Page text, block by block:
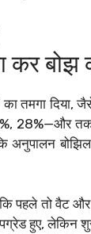
बोझ
दिया, जैसे
28%—और
अनुपालन
कि पहले तो
हुए, लेकिन